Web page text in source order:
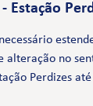
Estação
alteração no
Perdizes até